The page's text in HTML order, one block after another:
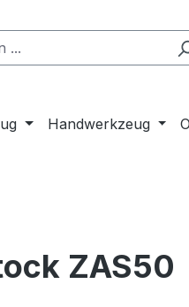
Handwerkzeug
ZAS50